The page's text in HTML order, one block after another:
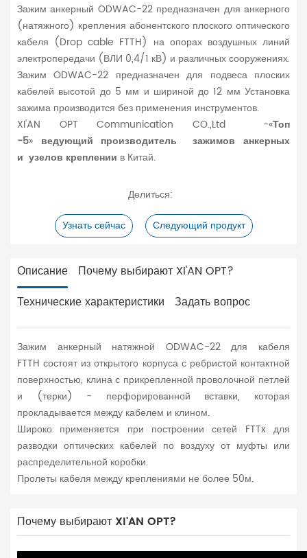
Зажим анкерный ODWAC-22 предназначен для анкерного
(натяжного) крепления абонентского плоского оптического
кабеля (Drop cable FTTH) на опорах воздушных линий
электропередачи (ВЛИ 0,4/1 кВ) и различных сооружениях.
Зажим ODWAC-22 предназначен для подвеса плоских
кабелей высотой до 5 мм и шириной до 12 мм Установка
зажима производится без применения инструментов.
XI'AN OPT Communication CO.,Ltd -«Топ
-5» ведующий производитель зажимов анкерных
и узелов креплении в Китай.
Делиться:
Узнать сейчас
Следующий продукт
Описание
Почему выбирают XI'AN OPT?
Технические характеристики
Задать вопрос
Зажим анкерный натяжной ODWAC-22 для кабеля
FTTH состоят из открытого корпуса с ребристой контактной
поверхностью, клина с прикрепленной проволочной петлей
и (терки) - перфорированной вставки, которая
прокладывается между кабелем и клином.
Широко применяется при построении сетей FTTx для
разводки оптических кабелей по воздуху от муфты или
распределительной коробки.
Пролеты кабеля между креплениями не более 50м.
Почему выбирают XI'AN OPT?